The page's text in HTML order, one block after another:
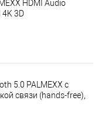
HDMI Audio
4K 3D
5.0 PALMEXX с
связи (hands-free),